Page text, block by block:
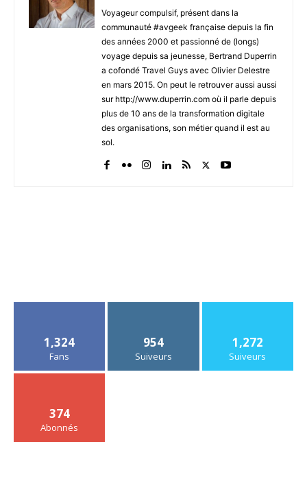
Voyageur compulsif, présent dans la
communauté #avgeek française depuis la fin
des années 2000 et passionné de (longs)
voyage depuis sa jeunesse, Bertrand Duperrin
a cofondé Travel Guys avec Olivier Delestre
en mars 2015. On peut le retrouver aussi aussi
sur http://www.duperrin.com où il parle depuis
plus de 10 ans de la transformation digitale
des organisations, son métier quand il est au
sol.
1,324
Fans
954
Suiveurs
1,272
Suiveurs
374
Abonnés